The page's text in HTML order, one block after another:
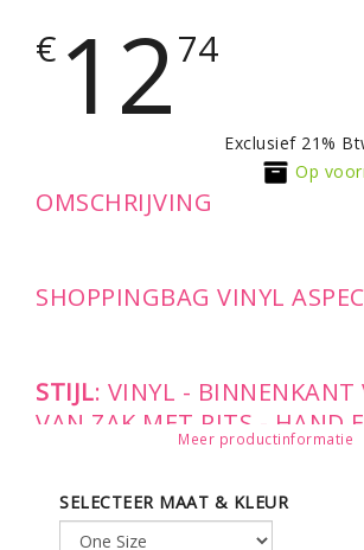
€ 1274
Exclusief 21%
Op
OMSCHRIJVING
SHOPPINGBAG VINYL
STIJL: VINYL - BINNENKANT
VAN ZAK MET RITS - HAND
SCHOUDERRIEM
Afmetingen: 40x33x18cm
Meer productinformatie
SELECTEER MAAT & KLEUR